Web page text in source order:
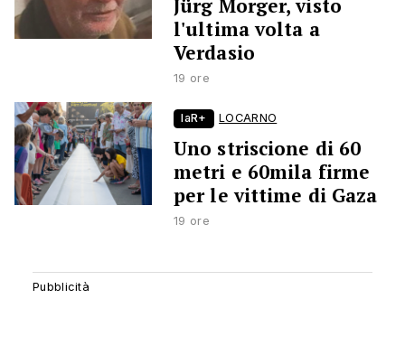
Jürg Morger, visto
l'ultima volta a
Verdasio
19 ore
laR+ LOCARNO
Uno striscione di 60
metri e 60mila firme
per le vittime di Gaza
19 ore